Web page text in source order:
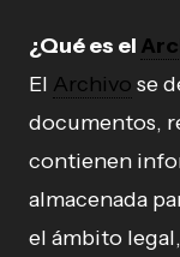
¿Qué es el
El Archivo se
documentos,
contienen
almacenada
el ámbito